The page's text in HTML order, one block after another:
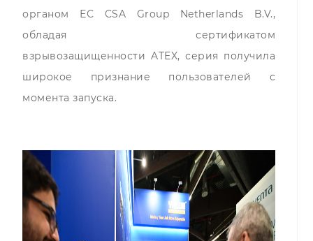
органом ЕС CSA Group Netherlands B.V.,
обладая сертификатом
взрывозащищенности ATEX, серия получила
широкое признание пользователей с
момента запуска.